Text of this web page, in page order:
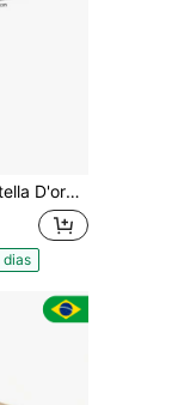
32 Un Atacado